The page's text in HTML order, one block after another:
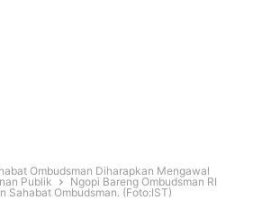
Ombudsman Diharapkan Mengawal
Publik
Ngopi Bareng Ombudsman RI
Sahabat Ombudsman. (Foto:IST)